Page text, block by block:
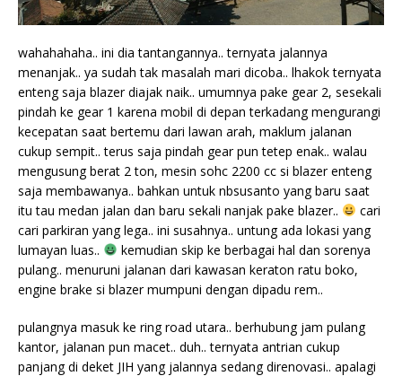
wahahahaha.. ini dia tantangannya.. ternyata jalannya
menanjak.. ya sudah tak masalah mari dicoba.. lhakok ternyata
enteng saja blazer diajak naik.. umumnya pake gear 2, sesekali
pindah ke gear 1 karena mobil di depan terkadang mengurangi
kecepatan saat bertemu dari lawan arah, maklum jalanan
cukup sempit.. terus saja pindah gear pun tetep enak.. walau
mengusung berat 2 ton, mesin sohc 2200 cc si blazer enteng
saja membawanya.. bahkan untuk nbsusanto yang baru saat
itu tau medan jalan dan baru sekali nanjak pake blazer..
cari
cari parkiran yang lega.. ini susahnya.. untung ada lokasi yang
lumayan luas..
kemudian skip ke berbagai hal dan sorenya
pulang.. menuruni jalanan dari kawasan keraton ratu boko,
engine brake si blazer mumpuni dengan dipadu rem..
pulangnya masuk ke ring road utara.. berhubung jam pulang
kantor, jalanan pun macet.. duh.. ternyata antrian cukup
panjang di deket JIH yang jalannya sedang direnovasi.. apalagi